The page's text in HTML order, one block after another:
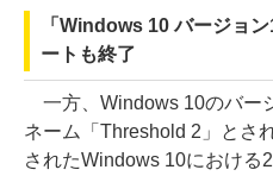
「Windows 10 バージョ
ートも終了
一方、Windows 10のバー
ネーム「Threshold 2」とさ
されたWindows 10における